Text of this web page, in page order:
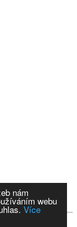
nám
webu
Více